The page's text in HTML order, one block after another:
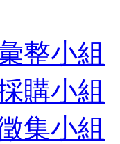
整小組
購小組
集小組